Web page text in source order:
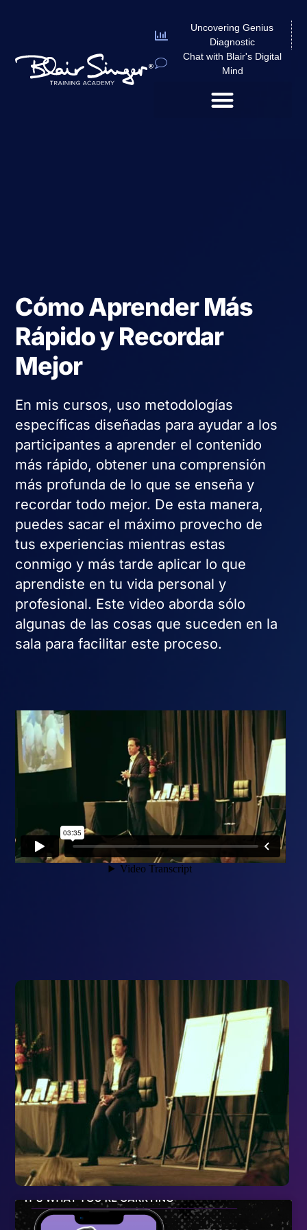
Uncovering Genius
Diagnostic
Chat with Blair's Digital
Mind
Cómo Aprender Más
Rápido y Recordar
Mejor
En mis cursos, uso metodologías
específicas diseñadas para ayudar a los
participantes a aprender el contenido
más rápido, obtener una comprensión
más profunda de lo que se enseña y
recordar todo mejor. De esta manera,
puedes sacar el máximo provecho de
tus experiencias mientras estas
conmigo y más tarde aplicar lo que
aprendiste en tu vida personal y
profesional. Este video aborda sólo
algunas de las cosas que suceden en la
sala para facilitar este proceso.